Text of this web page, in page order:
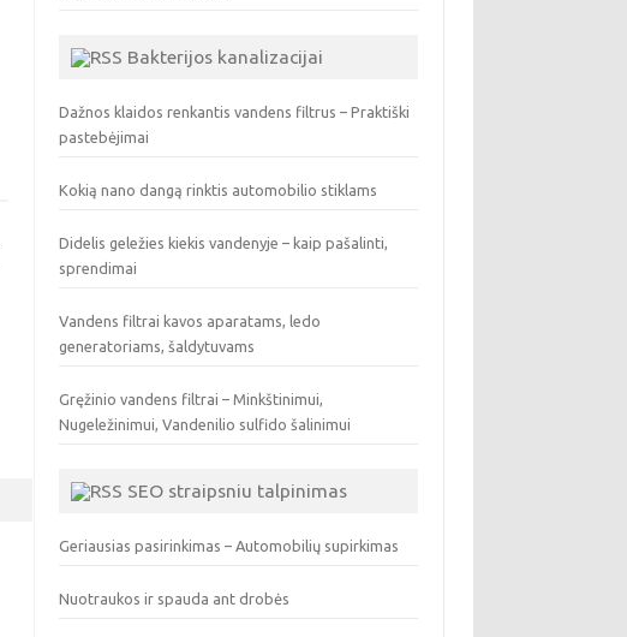
Bakterijos kanalizacijai
Dažnos klaidos renkantis vandens filtrus – Praktiški
pastebėjimai
Kokią nano dangą rinktis automobilio stiklams
Didelis geležies kiekis vandenyje – kaip pašalinti,
sprendimai
Vandens filtrai kavos aparatams, ledo
generatoriams, šaldytuvams
Gręžinio vandens filtrai – Minkštinimui,
Nugeležinimui, Vandenilio sulfido šalinimui
SEO straipsniu talpinimas
Geriausias pasirinkimas – Automobilių supirkimas
Nuotraukos ir spauda ant drobės